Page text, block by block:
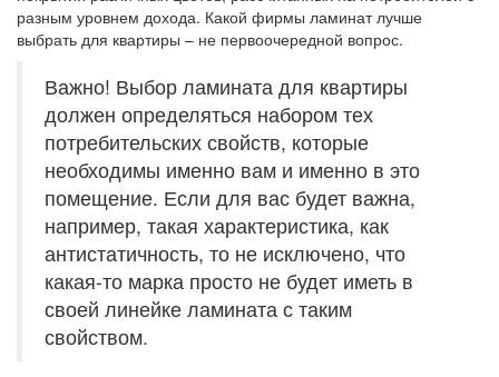
разным уровнем дохода. Какой фирмы ламинат лучше
выбрать для квартиры – не первоочередной вопрос.
Важно! Выбор ламината для квартиры
должен определяться набором тех
потребительских свойств, которые
необходимы именно вам и именно в это
помещение. Если для вас будет важна,
например, такая характеристика, как
антистатичность, то не исключено, что
какая-то марка просто не будет иметь в
своей линейке ламината с таким
свойством.